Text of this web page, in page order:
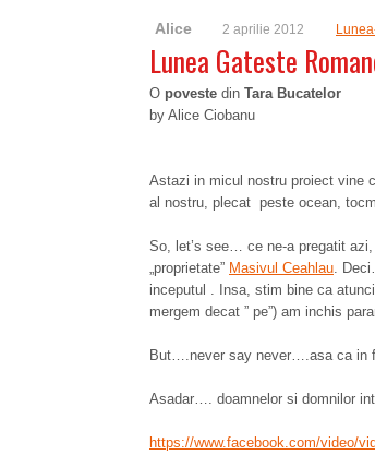
Alice 2 aprilie 2012
Lunea Gateste
O poveste din Tara Bucatelor
by Alice Ciobanu
Astazi in micul nostru proiect vine
al nostru, plecat peste ocean,
So, let’s see… ce ne-a pregatit
„proprietate” Masivul Ceahlau.
inceputul . Insa, stim bine ca
mergem decat ” pe”) am inchis
But….never say never….asa ca in
Asadar…. doamnelor si domnilor
https://www.facebook.com/video/